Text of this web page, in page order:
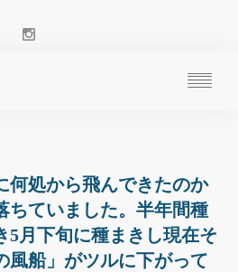
何処から飛んできたのか
ちていました。半年間種
5月下旬に種まきし現在そ
風船」がツルに下がって